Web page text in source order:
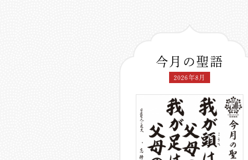
今月の聖語
2026年8月